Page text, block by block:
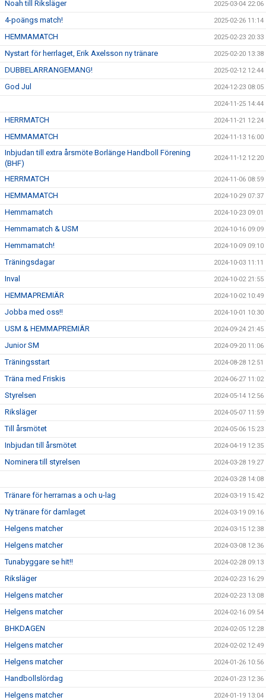
Noah till Riksläger 2025-03-04 22:06
4-poängs match! 2025-02-26 11:14
HEMMAMATCH 2025-02-23 20:33
Nystart för herrlaget, Erik Axelsson ny tränare 2025-02-20 13:38
DUBBELARRANGEMANG! 2025-02-12 12:44
God Jul 2024-12-23 08:05
2024-11-25 14:44
HERRMATCH 2024-11-21 12:24
HEMMAMATCH 2024-11-13 16:00
Inbjudan till extra årsmöte Borlänge Handboll Förening
(BHF)
2024-11-12 12:20
HERRMATCH 2024-11-06 08:59
HEMMAMATCH 2024-10-29 07:37
Hemmamatch 2024-10-23 09:01
Hemmamatch & USM 2024-10-16 09:09
Hemmamatch! 2024-10-09 09:10
Träningsdagar 2024-10-03 11:11
Inval 2024-10-02 21:55
HEMMAPREMIÄR 2024-10-02 10:49
Jobba med oss!! 2024-10-01 10:30
USM & HEMMAPREMIÄR 2024-09-24 21:45
Junior SM 2024-09-20 11:06
Träningsstart 2024-08-28 12:51
Träna med Friskis 2024-06-27 11:02
Styrelsen 2024-05-14 12:56
Riksläger 2024-05-07 11:59
Till årsmötet 2024-05-06 15:23
Inbjudan till årsmötet 2024-04-19 12:35
Nominera till styrelsen 2024-03-28 19:27
2024-03-28 14:08
Tränare för herrarnas a och u-lag 2024-03-19 15:42
Ny tränare för damlaget 2024-03-19 09:16
Helgens matcher 2024-03-15 12:38
Helgens matcher 2024-03-08 12:36
Tunabyggare se hit!! 2024-02-28 09:13
Riksläger 2024-02-23 16:29
Helgens matcher 2024-02-23 13:08
Helgens matcher 2024-02-16 09:54
BHKDAGEN 2024-02-05 12:28
Helgens matcher 2024-02-02 12:49
Helgens matcher 2024-01-26 10:56
Handbollslördag 2024-01-23 12:36
Helgens matcher 2024-01-19 13:04